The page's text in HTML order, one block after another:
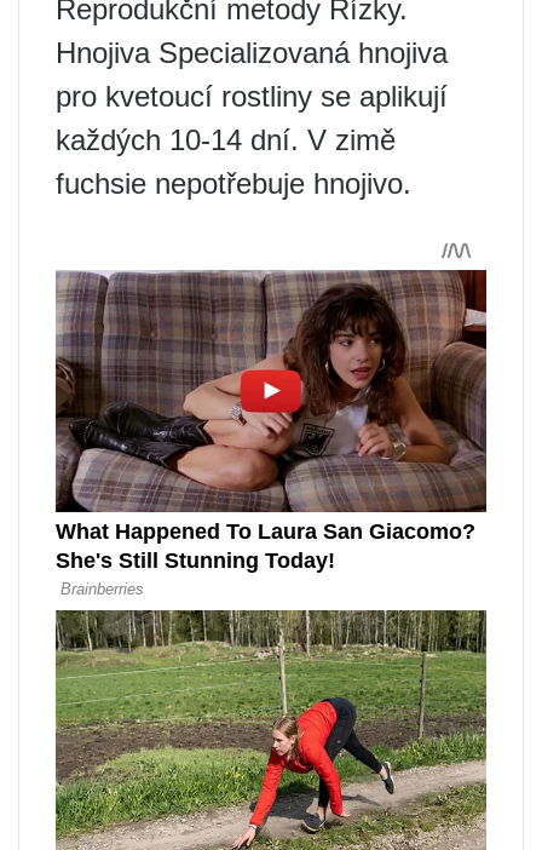
Reprodukční metody Řízky.
Hnojiva Specializovaná hnojiva
pro kvetoucí rostliny se aplikují
každých 10-14 dní. V zimě
fuchsie nepotřebuje hnojivo.